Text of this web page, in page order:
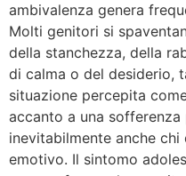
ambivalenza genera
Molti genitori si
della stanchezza, della
di calma o del desiderio,
situazione percepita
accanto a una
inevitabilmente anche
emotivo. Il sintomo